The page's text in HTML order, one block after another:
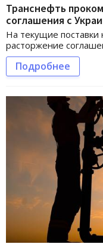
Транснефть
соглашения с
На текущие поставки
расторжение
Подробнее